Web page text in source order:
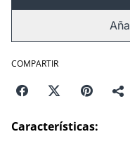
COMPARTIR
Características: